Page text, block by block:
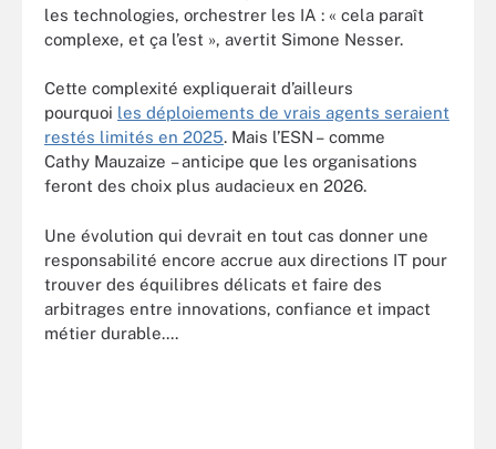
les technologies, orchestrer les IA : « cela paraît
complexe, et ça l’est », avertit Simone Nesser.
Cette complexité expliquerait d’ailleurs
pourquoi les déploiements de vrais agents seraient
restés limités en 2025. Mais l’ESN – comme
Cathy Mauzaize – anticipe que les organisations
feront des choix plus audacieux en 2026.
Une évolution qui devrait en tout cas donner une
responsabilité encore accrue aux directions IT pour
trouver des équilibres délicats et faire des
arbitrages entre innovations, confiance et impact
métier durable....